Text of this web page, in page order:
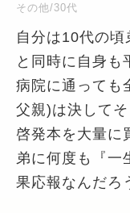
その他/30代
自分は10代の
と同時に自身も
病院に通っても
父親)は決して
啓発本を大量に
弟に何度も『一
果応報なんだろ